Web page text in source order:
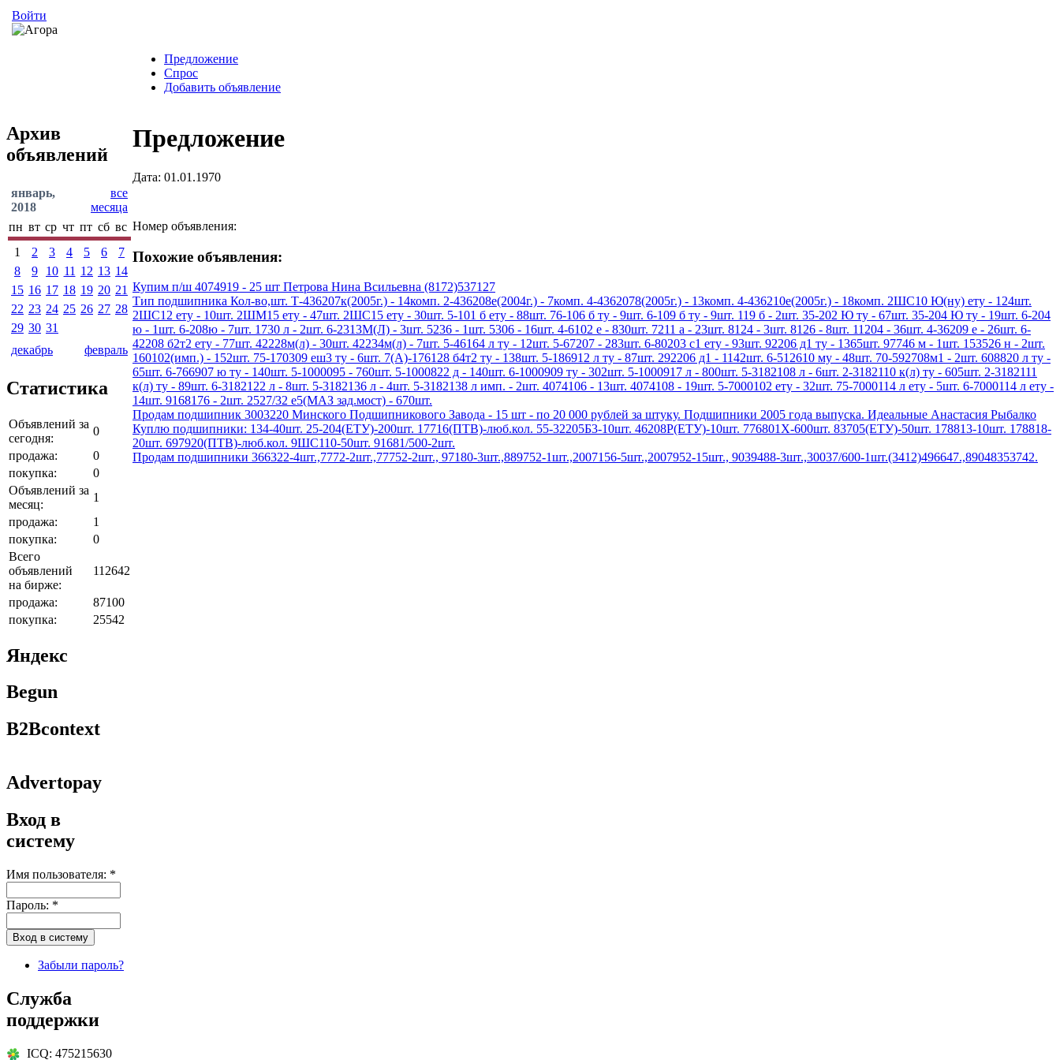
Войти
Предложение
Спрос
Добавить объявление
Архив
объявлений
январь,
2018
все
месяца
пн вт ср чт пт сб вс
1
2 3 4 5 6
7
8
9 10 11 12 13 14
15 16 17 18 19 20 21
22 23 24 25 26 27 28
29 30 31
декабрь
февраль
Статистика
Объявлений за
сегодня:
0
продажа:
0
покупка:
0
Объявлений за
месяц:
1
продажа:
1
покупка:
0
Всего
объявлений
на бирже:
112642
продажа:
87100
покупка:
25542
Яндекс
Begun
B2Bcontext
Advertopay
Вход в
систему
Имя пользователя: *
Пароль: *
Забыли пароль?
Служба
поддержки
ICQ: 475215630
Предложение
Дата: 01.01.1970
Номер объявления:
Похожие объявления:
Купим п/ш 4074919 - 25 шт Петрова Нина Всильевна (8172)537127
Тип подшипника Кол-во,шт. Т-436207к(2005г.) - 14комп. 2-436208е(2004г.) - 7комп. 4-4362078(2005г.) - 13комп. 4-436210е(2005г.) - 18комп. 2ШС10 Ю(ну) ету - 124шт.
2ШС12 ету - 10шт. 2ШМ15 ету - 47шт. 2ШС15 ету - 30шт. 5-101 б ету - 88шт. 76-106 б ту - 9шт. 6-109 б ту - 9шт. 119 б - 2шт. 35-202 Ю ту - 67шт. 35-204 Ю ту - 19шт. 6-204
ю - 1шт. 6-208ю - 7шт. 1730 л - 2шт. 6-2313М(Л) - 3шт. 5236 - 1шт. 5306 - 16шт. 4-6102 е - 830шт. 7211 а - 23шт. 8124 - 3шт. 8126 - 8шт. 11204 - 36шт. 4-36209 е - 26шт. 6-
42208 б2т2 ету - 77шт. 42228м(л) - 30шт. 42234м(л) - 7шт. 5-46164 л ту - 12шт. 5-67207 - 283шт. 6-80203 с1 ету - 93шт. 92206 д1 ту - 1365шт. 97746 м - 1шт. 153526 н - 2шт.
160102(имп.) - 152шт. 75-170309 еш3 ту - 6шт. 7(А)-176128 б4т2 ту - 138шт. 5-186912 л ту - 87шт. 292206 д1 - 1142шт. 6-512610 му - 48шт. 70-592708м1 - 2шт. 608820 л ту -
65шт. 6-766907 ю ту - 140шт. 5-1000095 - 760шт. 5-1000822 д - 140шт. 6-1000909 ту - 302шт. 5-1000917 л - 800шт. 5-3182108 л - 6шт. 2-3182110 к(л) ту - 605шт. 2-3182111
к(л) ту - 89шт. 6-3182122 л - 8шт. 5-3182136 л - 4шт. 5-3182138 л имп. - 2шт. 4074106 - 13шт. 4074108 - 19шт. 5-7000102 ету - 32шт. 75-7000114 л ету - 5шт. 6-7000114 л ету -
14шт. 9168176 - 2шт. 2527/32 е5(МАЗ зад.мост) - 670шт.
Продам подшипник 3003220 Минского Подшипникового Завода - 15 шт - по 20 000 рублей за штуку. Подшипники 2005 года выпуска. Идеальные Анастасия Рыбалко
Куплю подшипники: 134-40шт. 25-204(ЕТУ)-200шт. 17716(ПТВ)-люб.кол. 55-32205Б3-10шт. 46208Р(ЕТУ)-10шт. 776801Х-600шт. 83705(ЕТУ)-50шт. 178813-10шт. 178818-
20шт. 697920(ПТВ)-люб.кол. 9ШС110-50шт. 91681/500-2шт.
Продам подшипники 366322-4шт.,7772-2шт.,77752-2шт., 97180-3шт.,889752-1шт.,2007156-5шт.,2007952-15шт., 9039488-3шт.,30037/600-1шт.(3412)496647.,89048353742.